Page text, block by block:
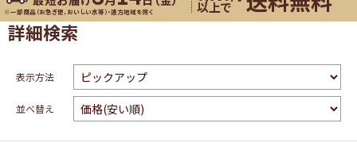
※一部商品（お急ぎ便、おいしい水等）・遠方地域を除く 以上で
詳細検索
表示方法
並べ替え